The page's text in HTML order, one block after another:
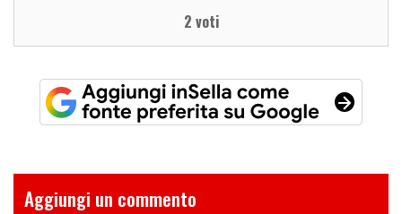
2 voti
Aggiungi un commento